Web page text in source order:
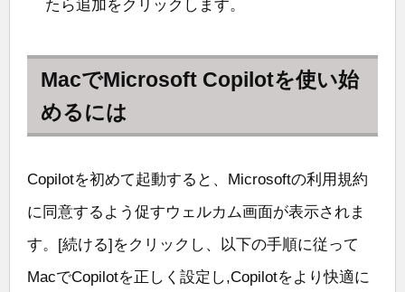
たら追加をクリックします。
MacでMicrosoft Copilotを使い始
めるには
Copilotを初めて起動すると、Microsoftの利用規約
に同意するよう促すウェルカム画面が表示されま
す。[続ける]をクリックし、以下の手順に従って
MacでCopilotを正しく設定し,Copilotをより快適に